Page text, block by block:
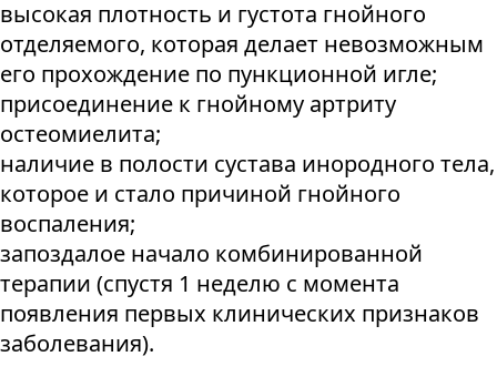
высокая плотность и густота гнойного
отделяемого, которая делает невозможным
его прохождение по пункционной игле;
присоединение к гнойному артриту
остеомиелита;
наличие в полости сустава инородного тела,
которое и стало причиной гнойного
воспаления;
запоздалое начало комбинированной
терапии (спустя 1 неделю с момента
появления первых клинических признаков
заболевания).